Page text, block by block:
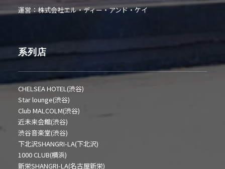
運営：株式会社エル・ディー・アンド・ケイ
系列店
CHELSEA HOTEL(渋谷)
Star lounge(渋谷)
Club MALCOLM(渋谷)
近未来会館(渋谷)
渋谷音楽堂(渋谷)
下北沢SHANGRI-LA(下北沢)
1000 CLUB(横浜)
新栄SHANGRI-LA(名古屋新栄)